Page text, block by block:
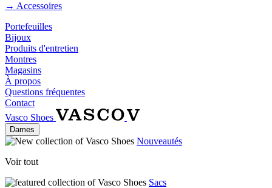
→ Accessoires
Portefeuilles
Bijoux
Produits d'entretien
Montres
Magasins
À propos
Questions fréquentes
Contact
Vasco Shoes
Dames
Nouveautés
Voir tout
Sacs